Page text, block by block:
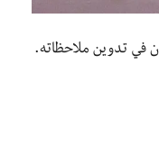
في تدوين ملاحظاته.